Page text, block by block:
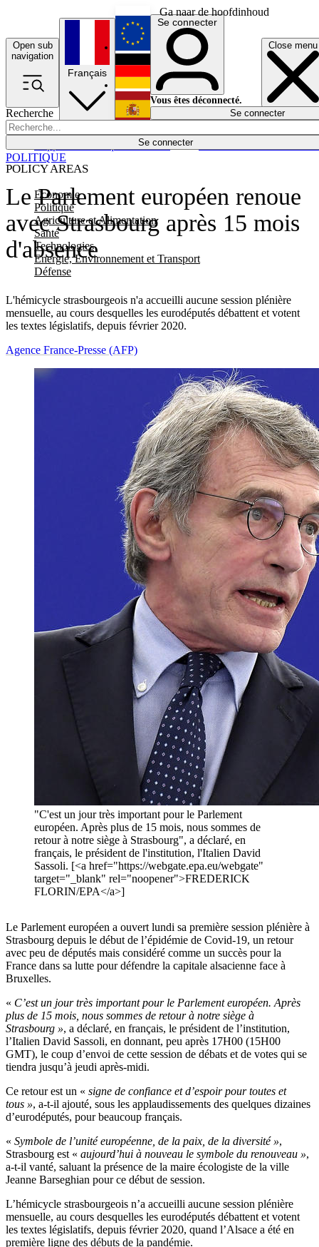
Ga naar de hoofdinhoud
Open sub
navigation
Close menu
Recherche
Se connecter
POLICY AREAS
Economie
Politique
Agriculture et Alimentation
Santé
Technologies
Energie, Environnement et Transport
Défense
Économie
Français
English
Deutsch
Español
Se connecter
Vous êtes déconnecté.
Se connecter
Le Parlement européen renoue
avec Strasbourg après 15 mois
d'absence
L'hémicycle strasbourgeois n'a accueilli aucune session plénière
mensuelle, au cours desquelles les eurodéputés débattent et votent
les textes législatifs, depuis février 2020.
POLITIQUE
Agence France-Presse (AFP)
"C'est un jour très important pour le Parlement
européen. Après plus de 15 mois, nous sommes de
retour à notre siège à Strasbourg", a déclaré, en
français, le président de l'institution, l'Italien David
Sassoli. [<a href="https://webgate.epa.eu/webgate"
target="_blank" rel="noopener">FREDERICK
FLORIN/EPA</a>]
Le Parlement européen a ouvert lundi sa première session plénière à
Strasbourg depuis le début de l’épidémie de Covid-19, un retour
avec peu de députés mais considéré comme un succès pour la
France dans sa lutte pour défendre la capitale alsacienne face à
Bruxelles.
« C’est un jour très important pour le Parlement européen. Après
plus de 15 mois, nous sommes de retour à notre siège à
Strasbourg », a déclaré, en français, le président de l’institution,
l’Italien David Sassoli, en donnant, peu après 17H00 (15H00
GMT), le coup d’envoi de cette session de débats et de votes qui se
tiendra jusqu’à jeudi après-midi.
Ce retour est un « signe de confiance et d’espoir pour toutes et
tous », a-t-il ajouté, sous les applaudissements des quelques dizaines
d’eurodéputés, pour beaucoup français.
« Symbole de l’unité européenne, de la paix, de la diversité »,
Strasbourg est « aujourd’hui à nouveau le symbole du renouveau »,
a-t-il vanté, saluant la présence de la maire écologiste de la ville
Jeanne Barseghian pour ce début de session.
L’hémicycle strasbourgeois n’a accueilli aucune session plénière
mensuelle, au cours desquelles les eurodéputés débattent et votent
les textes législatifs, depuis février 2020, quand l’Alsace a été en
première ligne des débuts de la pandémie.